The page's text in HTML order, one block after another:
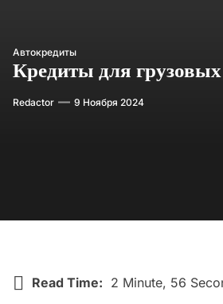
Автокредиты
Кредиты для
Redactor 9 Ноября 2024
Read Time: 2 Minute, 56